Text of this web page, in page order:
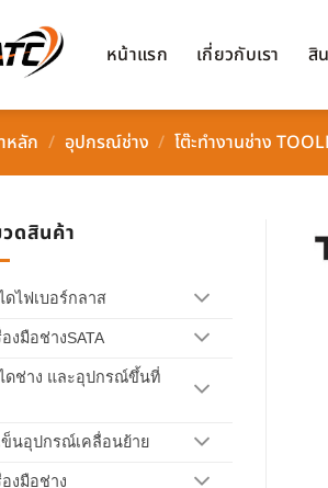
หน้าแรก เกี่ยวกับเรา สิ
หลัก / อุปกรณ์ช่าง / โต๊ะทำงานช่าง
ดสินค้า
ดไฟเบอร์กลาส
องมือช่างSATA
ดช่าง และอุปกรณ์ขึ้นที่
ข็นอุปกรณ์เคลื่อนย้าย
องมือช่าง